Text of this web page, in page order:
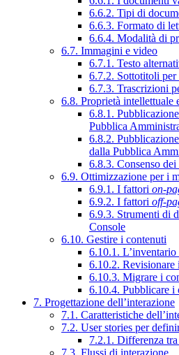
6.6.2. Tipi di
6.6.3. Formato di
6.6.4. Modalità di
6.7. Immagini e video
6.7.1. Testo
6.7.2. Sottotitoli
6.7.3. Trascrizioni
6.8. Proprietà intellettuale
6.8.1.
Pubblica
6.8.2.
dalla Pubblica
6.8.3. Consenso
6.9. Ottimizzazione per i
6.9.1. I fattori on-
6.9.2. I fattori off-
6.9.3. Strumenti di
Console
6.10. Gestire i contenuti
6.10.1.
6.10.2. Revisionare
6.10.3. Migrare i
6.10.4. Pubblicare i
7. Progettazione dell’interazione
7.1. Caratteristiche
7.2. User stories per
7.2.1. Differenza tra
7.3. Flussi di interazione